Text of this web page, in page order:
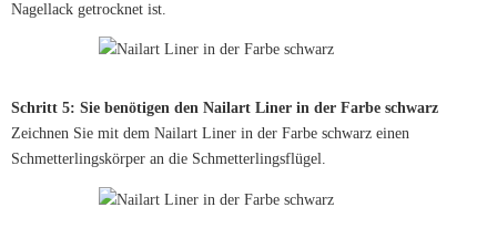
Nagellack getrocknet ist.
Schritt 5: Sie benötigen den Nailart Liner in der Farbe schwarz
Zeichnen Sie mit dem Nailart Liner in der Farbe schwarz einen
Schmetterlingskörper an die Schmetterlingsflügel.